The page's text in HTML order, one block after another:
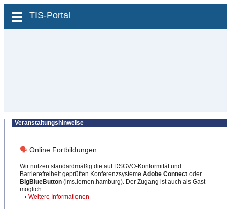
zum Inhalt wechseln
TIS-Portal
Veranstaltungshinweise
🗣 Online Fortbildungen
Wir nutzen standardmäßig die auf DSGVO-Konformität und
Barrierefreiheit geprüften Konferenzsysteme Adobe Connect oder
BigBlueButton (lms.lernen.hamburg). Der Zugang ist auch als Gast
möglich.
Weitere Informationen